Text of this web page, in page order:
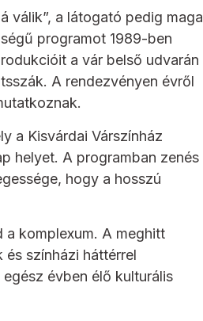
válik”, a látogató pedig maga
programot 1989-ben
a vár belső udvarán
A rendezvényen évről
a Kisvárdai Várszínház
helyet. A programban zenés
hogy a hosszú
komplexum. A meghitt
színházi háttérrel
évben élő kulturális